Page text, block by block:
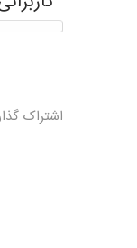
اشتراک